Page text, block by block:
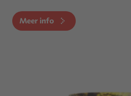
Meer info